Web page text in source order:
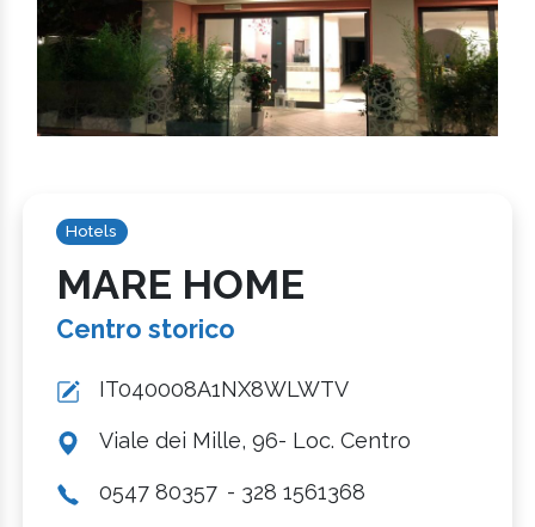
Hotels
MARE HOME
Centro storico
IT040008A1NX8WLWTV
Viale dei Mille, 96- Loc. Centro
0547 80357 - 328 1561368